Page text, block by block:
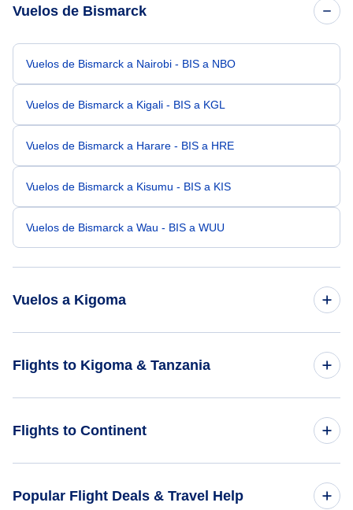
Vuelos de Bismarck
Vuelos de Bismarck a Nairobi - BIS a NBO
Vuelos de Bismarck a Kigali - BIS a KGL
Vuelos de Bismarck a Harare - BIS a HRE
Vuelos de Bismarck a Kisumu - BIS a KIS
Vuelos de Bismarck a Wau - BIS a WUU
Vuelos a Kigoma
Vuelos de Salt Lake City a Kigoma - SLC a TKQ
Flights to Kigoma & Tanzania
Flights to Continent
Popular Flight Deals & Travel Help